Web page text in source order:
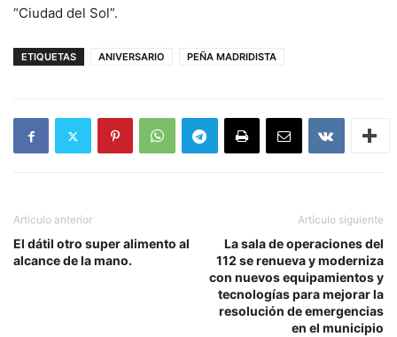
“Ciudad del Sol”.
ETIQUETAS ANIVERSARIO PEÑA MADRIDISTA
Artículo anterior
El dátil otro super alimento al
alcance de la mano.
Artículo siguiente
La sala de operaciones del
112 se renueva y moderniza
con nuevos equipamientos y
tecnologías para mejorar la
resolución de emergencias
en el municipio